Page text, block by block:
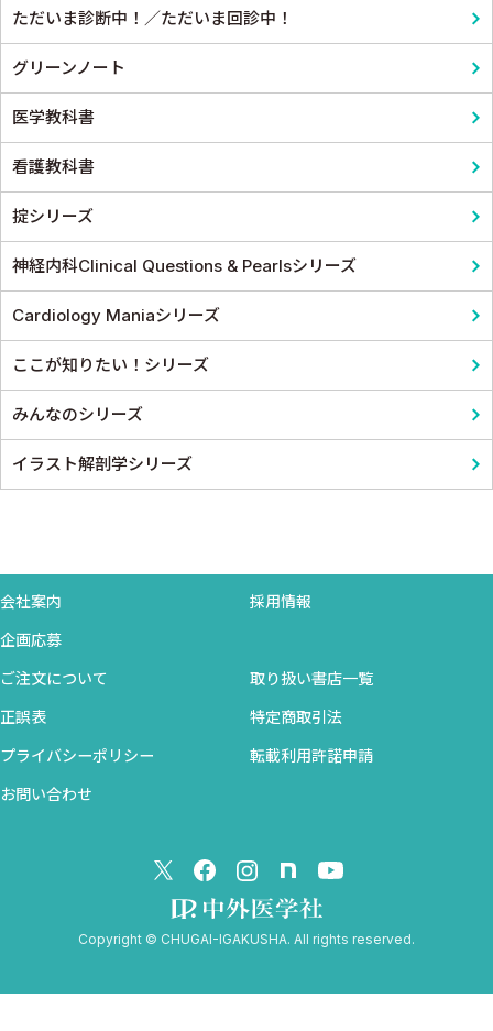
ただいま診断中！／ただいま回診中！
グリーンノート
医学教科書
看護教科書
掟シリーズ
神経内科Clinical Questions & Pearlsシリーズ
Cardiology Maniaシリーズ
ここが知りたい！シリーズ
みんなのシリーズ
イラスト解剖学シリーズ
会社案内 採用情報
企画応募
ご注文について 取り扱い書店一覧
正誤表 特定商取引法
プライバシーポリシー 転載利用許諾申請
お問い合わせ
Copyright © CHUGAI-IGAKUSHA. All rights reserved.